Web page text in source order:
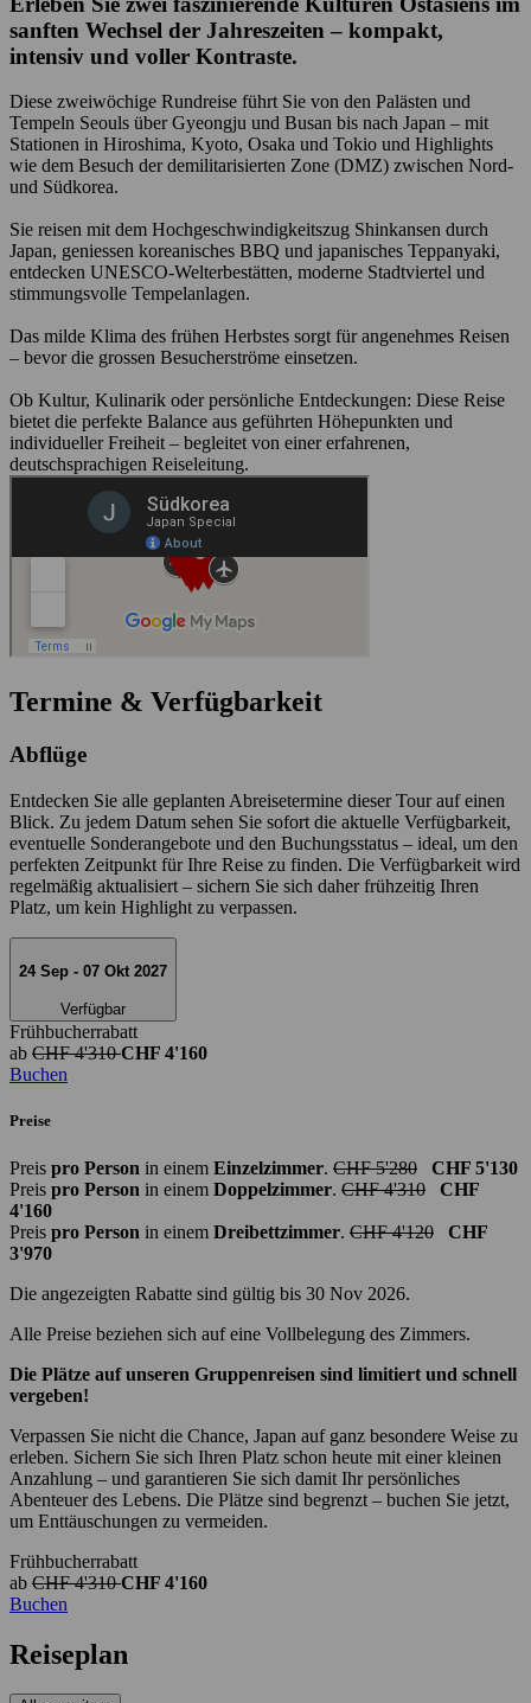
sanften Wechsel der Jahreszeiten – kompakt,
intensiv und voller Kontraste.
Diese zweiwöchige Rundreise führt Sie von den Palästen und
Tempeln Seouls über Gyeongju und Busan bis nach Japan – mit
Stationen in Hiroshima, Kyoto, Osaka und Tokio und Highlights
wie dem Besuch der demilitarisierten Zone (DMZ) zwischen Nord-
und Südkorea.
Sie reisen mit dem Hochgeschwindigkeitszug Shinkansen durch
Japan, geniessen koreanisches BBQ und japanisches Teppanyaki,
entdecken UNESCO-Welterbestätten, moderne Stadtviertel und
stimmungsvolle Tempelanlagen.
Das milde Klima des frühen Herbstes sorgt für angenehmes Reisen
– bevor die grossen Besucherströme einsetzen.
Ob Kultur, Kulinarik oder persönliche Entdeckungen: Diese Reise
bietet die perfekte Balance aus geführten Höhepunkten und
individueller Freiheit – begleitet von einer erfahrenen,
deutschsprachigen Reiseleitung.
Termine & Verfügbarkeit
Abflüge
Entdecken Sie alle geplanten Abreisetermine dieser Tour auf einen
Blick. Zu jedem Datum sehen Sie sofort die aktuelle Verfügbarkeit,
eventuelle Sonderangebote und den Buchungsstatus – ideal, um den
perfekten Zeitpunkt für Ihre Reise zu finden. Die Verfügbarkeit wird
regelmäßig aktualisiert – sichern Sie sich daher frühzeitig Ihren
Platz, um kein Highlight zu verpassen.
24 Sep - 07 Okt 2027
Verfügbar
Frühbucherrabatt
ab CHF 4'310CHF 4'160
Buchen
Preise
Preis pro Person in einem Einzelzimmer. CHF 5'280
CHF 5'130
Preis pro Person in einem Doppelzimmer. CHF 4'310
CHF
4'160
Preis pro Person in einem Dreibettzimmer. CHF 4'120
CHF
3'970
Die angezeigten Rabatte sind gültig bis 30 Nov 2026.
Alle Preise beziehen sich auf eine Vollbelegung des Zimmers.
Die Plätze auf unseren Gruppenreisen sind limitiert und schnell
vergeben!
Verpassen Sie nicht die Chance, Japan auf ganz besondere Weise zu
erleben. Sichern Sie sich Ihren Platz schon heute mit einer kleinen
Anzahlung – und garantieren Sie sich damit Ihr persönliches
Abenteuer des Lebens. Die Plätze sind begrenzt – buchen Sie jetzt,
um Enttäuschungen zu vermeiden.
Frühbucherrabatt
ab CHF 4'310CHF 4'160
Buchen
Reiseplan